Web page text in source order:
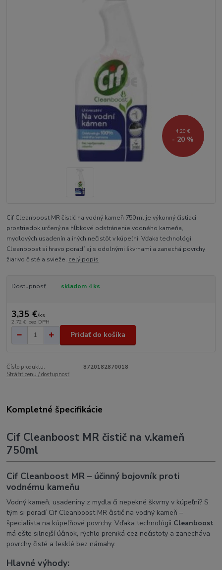
4,20 €
- 20 %
Cif Cleanboost MR čistič na vodný kameň 750 ml je výkonný čistiaci
prostriedok určený na hĺbkové odstránenie vodného kameňa,
mydlových usadenín a iných nečistôt v kúpeľni. Vďaka technológii
Cleanboost si hravo poradí aj s odolnými škvrnami a zanechá povrchy
žiarivo čisté a svieže. celý popis
Dostupnosť skladom 4 ks
3,35 €/ks
2,72 € bez DPH
Pridať do košíka
Číslo produktu:
8720182870018
Strážiť cenu / dostupnosť
Kompletné špecifikácie
Cif Cleanboost MR čistič na v.kameň
750ml
Cif Cleanboost MR – účinný bojovník proti
vodnému kameňu
Vodný kameň, usadeniny z mydla či nepekné škvrny v kúpeľni? S
tým si poradí Cif Cleanboost MR čistič na vodný kameň –
špecialista na kúpeľňové povrchy. Vďaka technológii Cleanboost
má ešte silnejší účinok, rýchlo preniká cez nečistoty a zanecháva
povrchy čisté a lesklé bez námahy.
Hlavné výhody: